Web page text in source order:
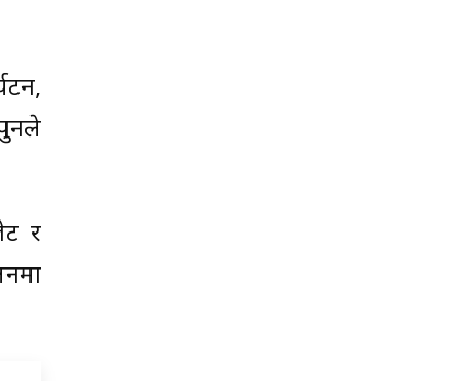
र